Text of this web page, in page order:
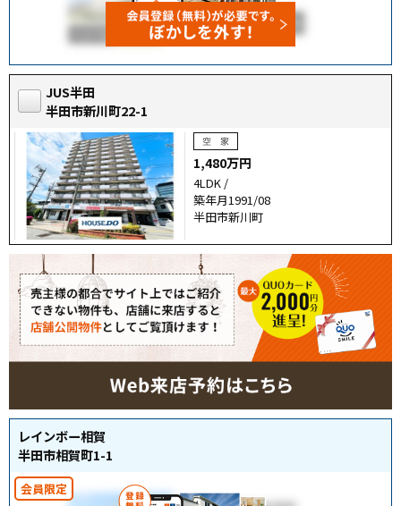
JUS半田
半田市新川町22-1
1,480万円
4LDK /
築年月1991/08
半田市新川町
レインボー相賀
半田市相賀町1-1